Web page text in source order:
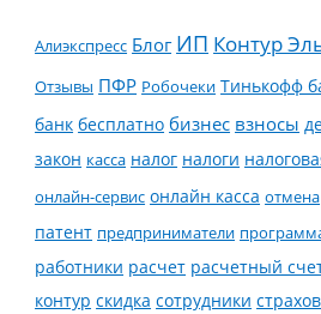
Алиэкспресс Блог ИП Контур
Отзывы ПФР Робочеки Тинькофф
банк бесплатно бизнес взносы
закон касса налог налоги
онлайн-сервис онлайн касса отмена
патент предприниматели
работники расчет расчетный
контур скидка сотрудники